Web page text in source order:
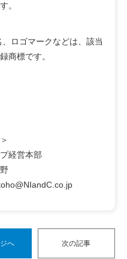
。
ロゴマークなどは、該当
商標です。
経営本部
へ 次の記事